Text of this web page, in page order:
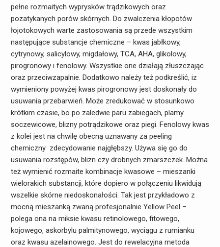
pełne rozmaitych wyprysków trądzikowych oraz
pozatykanych porów skórnych. Do zwalczenia kłopotów
łojotokowych warte zastosowania są przede wszystkim
następujące substancje chemiczne – kwas jabłkowy,
cytrynowy, salicylowy, migdałowy, TCA, AHA, glikolowy,
pirogronowy i fenolowy. Wszystkie one działają złuszczając
oraz przeciwzapalnie. Dodatkowo należy też podkreślić, iz
wymieniony powyżej kwas pirogronowy jest doskonały do
usuwania przebarwień. Może zredukować w stosunkowo
krótkim czasie, bo po zaledwie paru zabiegach, plamy
soczewicowe, blizny potrądzikowe oraz piegi. Fenolowy kwas
z kolei jest na chwilę obecną uznawany za peeling
chemiczny zdecydowanie najgłębszy. Używa się go do
usuwania rozstępów, blizn czy drobnych zmarszczek. Można
też wymienić rozmaite kombinacje kwasowe – mieszanki
wielorakich substancji, które dopiero w połączeniu likwidują
wszelkie skórne niedoskonałości. Tak jest przykładowo z
mocną mieszanką zwaną profesjonalnie Yellow Peel –
polega ona na miksie kwasu retinolowego, fitowego,
kojowego, askorbylu palmitynowego, wyciągu z rumianku
oraz kwasu azelainowego. Jest do rewelacyjna metoda